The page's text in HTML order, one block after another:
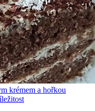
krémem a hořkou